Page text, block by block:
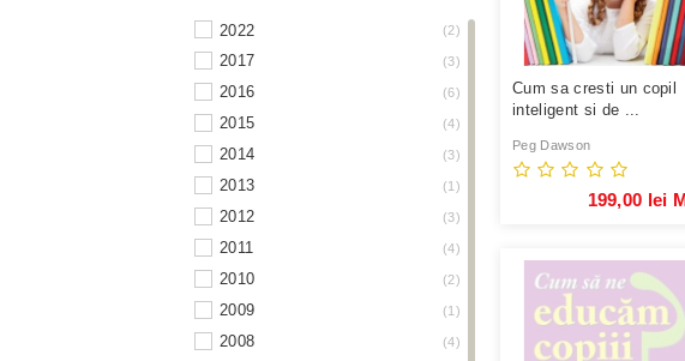
teora
trei
univers enciclopedic gold
vox
vremea
альпина
аст
2022 2
2017 3
2016 6
2015 4
2014 3
2013 1
2012 3
2011 4
2010 2
2009 1
2008 4
Cum sa cresti un copil
inteligent si de ...
Peg Dawson
199,00 lei